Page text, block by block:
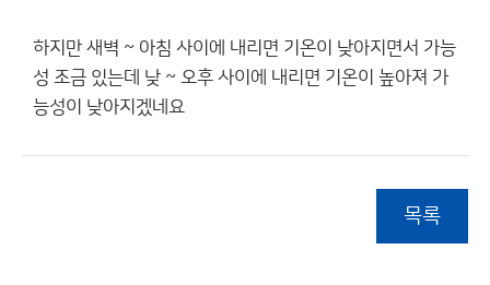
하지만 새벽 ~ 아침 사이에 내리면 기온이 낮아지면서 가능
성 조금 있는데 낮 ~ 오후 사이에 내리면 기온이 높아져 가
능성이 낮아지겠네요
목록